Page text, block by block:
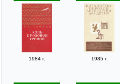
1984 г. 1985 г.